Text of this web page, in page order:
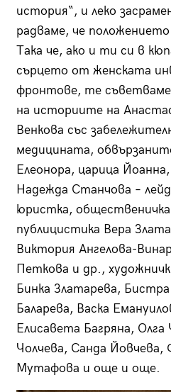
история“, и леко
радваме, че
Така че, ако и ти си в
сърцето от женската
фронтове, те съветваме
на историите на
Венкова със
медицината,
Елеонора, царица
Надежда Станчова –
юристка,
публицистика Вера
Виктория Ангелова-
Петкова и др.,
Бинка Златарева,
Баларева, Васка
Елисавета Багряна, Олга
Чолчева, Санда
Мутафова и още и още.